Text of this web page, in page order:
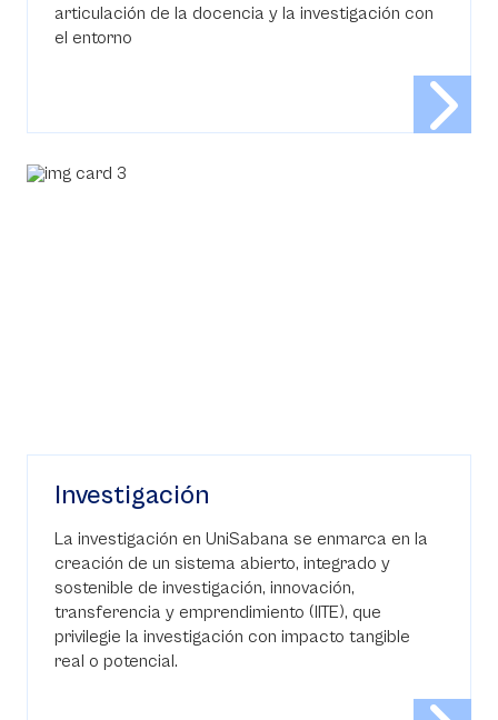
articulación de la docencia y la investigación con
el entorno
Investigación
La investigación en UniSabana se enmarca en la
creación de un sistema abierto, integrado y
sostenible de investigación, innovación,
transferencia y emprendimiento (IITE), que
privilegie la investigación con impacto tangible
real o potencial.